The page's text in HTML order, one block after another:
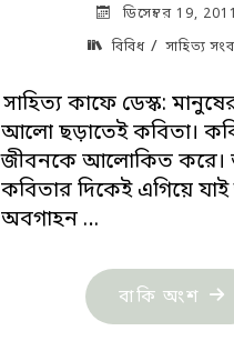
ডিসেম্বর 19, 2011
বিবিধ/ সাহিত্য
সাহিত্য কাফে ডেস্ক:
আলো ছড়াতেই কবিতা।
জীবনকে আলোকিত করে।
কবিতার দিকেই এগিয়ে
অবগাহন …
বাকি অংশ